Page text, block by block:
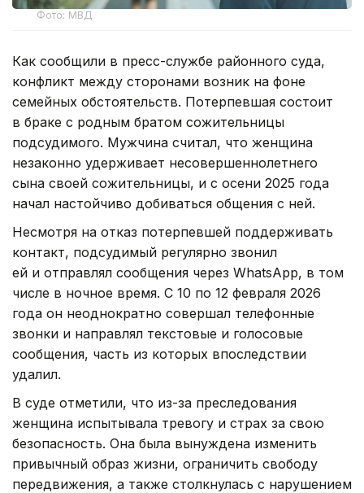
Фото: МВД
Как сообщили в пресс-службе районного суда,
конфликт между сторонами возник на фоне
семейных обстоятельств. Потерпевшая состоит
в браке с родным братом сожительницы
подсудимого. Мужчина считал, что женщина
незаконно удерживает несовершеннолетнего
сына своей сожительницы, и с осени 2025 года
начал настойчиво добиваться общения с ней.
Несмотря на отказ потерпевшей поддерживать
контакт, подсудимый регулярно звонил
ей и отправлял сообщения через WhatsApp, в том
числе в ночное время. С 10 по 12 февраля 2026
года он неоднократно совершал телефонные
звонки и направлял текстовые и голосовые
сообщения, часть из которых впоследствии
удалил.
В суде отметили, что из-за преследования
женщина испытывала тревогу и страх за свою
безопасность. Она была вынуждена изменить
привычный образ жизни, ограничить свободу
передвижения, а также столкнулась с нарушением